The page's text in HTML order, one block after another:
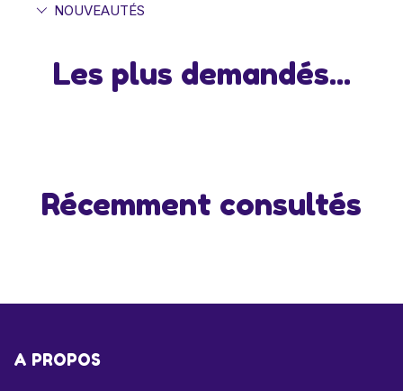
NOUVEAUTÉS
Les plus demandés...
Récemment consultés
A PROPOS